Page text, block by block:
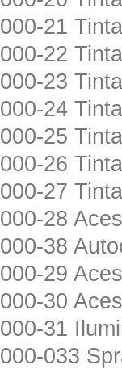
000-21
000-22
000-23
000-24
000-25
000-26
000-27
000-28
000-38
000-29
000-30
000-31
000-033